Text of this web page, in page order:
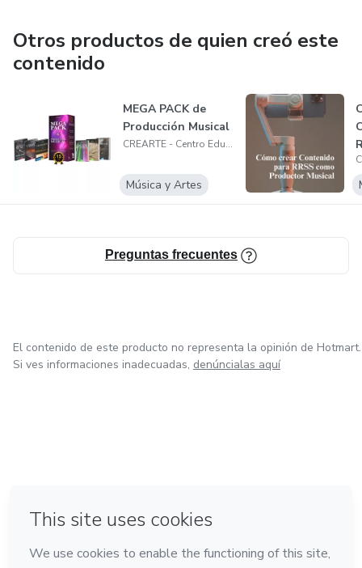
Otros productos de quien creó este
contenido
MEGA PACK de
Producción Musical
CREARTE - Centro Educativo de Artes Audiovisuales
Música y Artes
Preguntas frecuentes
El contenido de este producto no representa la opinión de Hotmart.
Si ves informaciones inadecuadas, denúncialas aquí
Hecho con❤ en Belo Horizonte